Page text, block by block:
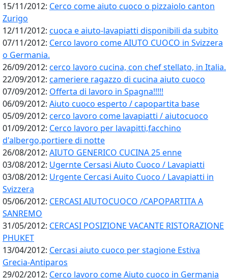
15/11/2012: Cerco come aiuto cuoco o pizzaiolo canton
Zurigo
12/11/2012: cuoca e aiuto-lavapiatti disponibili da subito
07/11/2012: Cerco lavoro come AIUTO CUOCO in Svizzera
o Germania.
26/09/2012: cerco lavoro cucina, con chef stellato, in Italia.
22/09/2012: cameriere ragazzo di cucina aiuto cuoco
07/09/2012: Offerta di lavoro in Spagna!!!!!
06/09/2012: Aiuto cuoco esperto / capopartita base
05/09/2012: cerco lavoro come lavapiatti / aiutocuoco
01/09/2012: Cerco lavoro per lavapitti,facchino
d'albergo,portiere di notte
26/08/2012: AIUTO GENERICO CUCINA 25 enne
03/08/2012: Ugernte Cersasi Aiuto Cuoco / Lavapiatti
03/08/2012: Urgente Cercasi Auito Cuoco / Lavapiatti in
Svizzera
05/06/2012: CERCASI AIUTOCUOCO /CAPOPARTITA A
SANREMO
31/05/2012: CERCASI POSIZIONE VACANTE RISTORAZIONE
PHUKET
13/04/2012: Cercasi aiuto cuoco per stagione Estiva
Grecia-Antiparos
29/02/2012: Cerco lavoro come Aiuto cuoco in Germania